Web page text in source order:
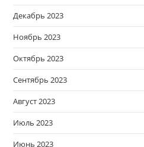
Декабрь 2023
Ноябрь 2023
Октябрь 2023
Сентябрь 2023
Август 2023
Июль 2023
Июнь 2023